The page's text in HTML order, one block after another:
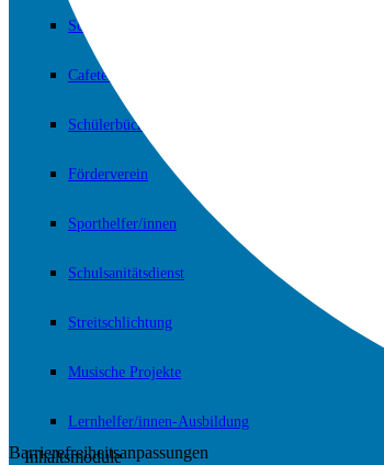
Schulpsychologische Beratung
Cafeteria
Schülerbücherei
Förderverein
Sporthelfer/innen
Schulsanitätsdienst
Streitschlichtung
Musische Projekte
Lernhelfer/innen-Ausbildung
Barrierefreiheitsanpassungen
Inhaltsmodule